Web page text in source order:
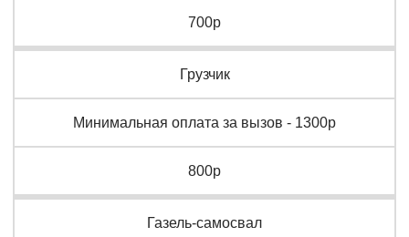
700р
Грузчик
Минимальная оплата за вызов - 1300р
800р
Газель-самосвал